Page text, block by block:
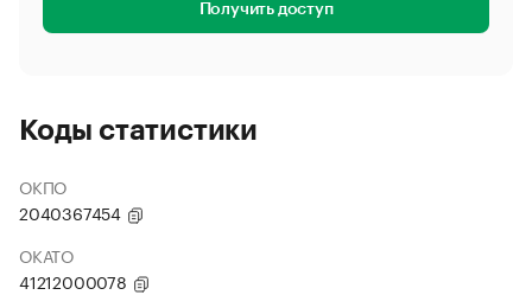
Получить доступ
Коды статистики
ОКПО
2040367454
ОКАТО
41212000078